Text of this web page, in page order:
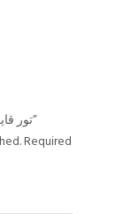
Be the first to review “تور قایق سواری آلانیا”
Required